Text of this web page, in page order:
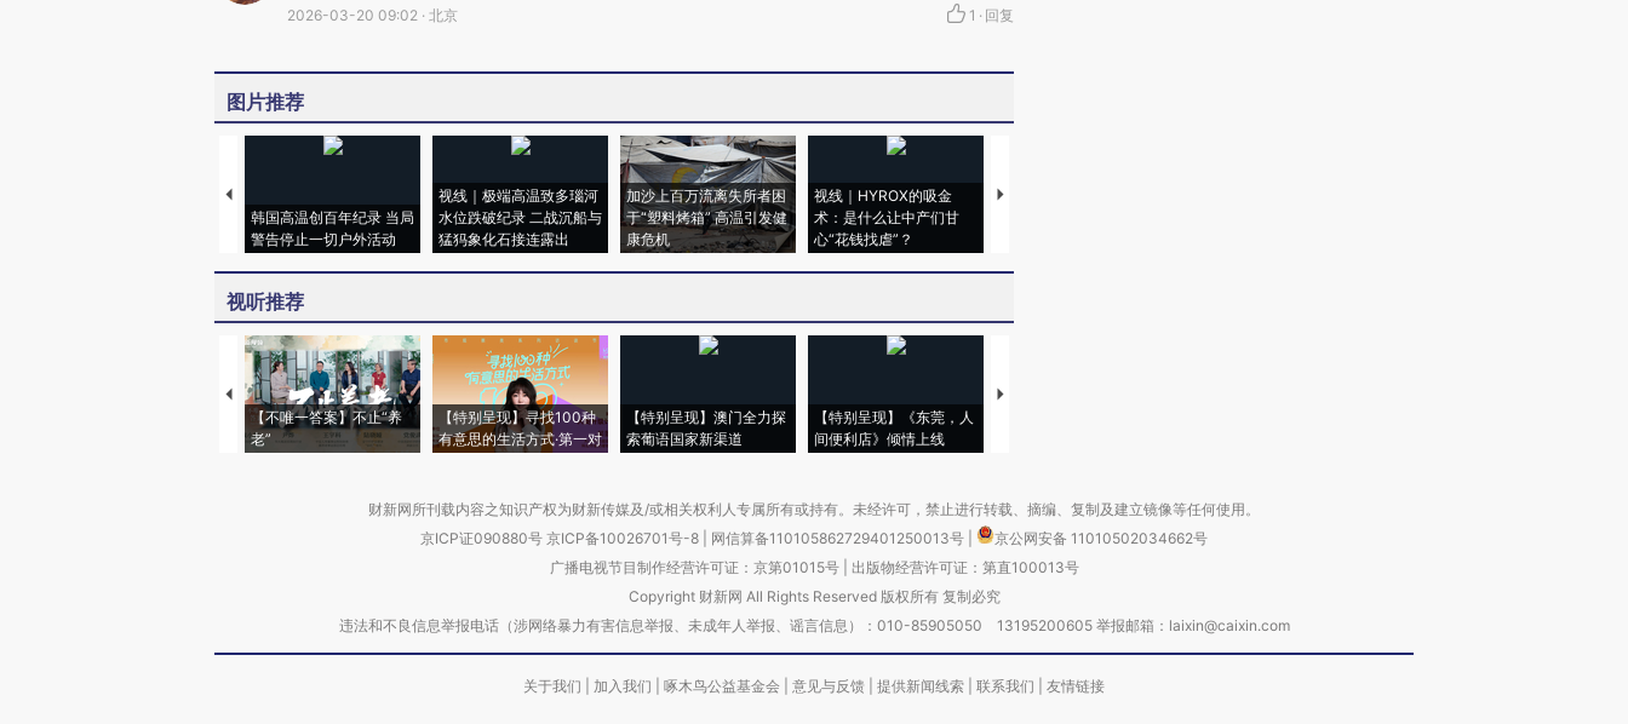
2026-03-20 09:02 · 北京 1 · 回复
图片推荐
韩国高温创百年纪录 当局
警告停止一切户外活动
视线｜极端高温致多瑙河
水位跌破纪录 二战沉船与
猛犸象化石接连露出
加沙上百万流离失所者困
于“塑料烤箱” 高温引发健
康危机
视线｜HYROX的吸金
术：是什么让中产们甘
心“花钱找虐”？
马航飞行员跨国走私7万
视听推荐
【不唯一答案】不止“养
老”
【特别呈现】寻找100种
有意思的生活方式·第一对
【特别呈现】澳门全力探
索葡语国家新渠道
【特别呈现】《东莞，人
间便利店》倾情上线
【推广】走进第四届链博
财新网所刊载内容之知识产权为财新传媒及/或相关权利人专属所有或持有。未经许可，禁止进行转载、摘编、复制及建立镜像等任何使用。
京ICP证090880号 京ICP备10026701号-8 网信算备110105862729401250013号
京公网安备 11010502034662号
广播电视节目制作经营许可证：京第01015号| 出版物经营许可证：第直100013号
Copyright 财新网 All Rights Reserved 版权所有 复制必究
违法和不良信息举报电话（涉网络暴力有害信息举报、未成年人举报、谣言信息）：010-85905050 13195200605 举报邮箱：laixin@caixin.com
关于我们 加入我们 啄木鸟公益基金会 意见与反馈 提供新闻线索 联系我们 友情链接